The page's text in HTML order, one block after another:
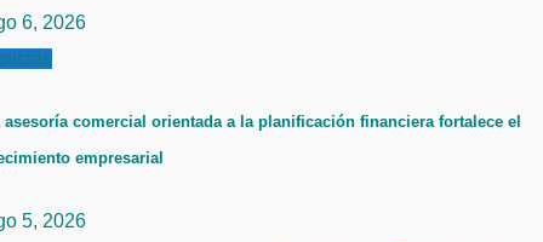
6, 2026
asesoría comercial orientada a la planificación financiera fortalece el
empresarial
5, 2026